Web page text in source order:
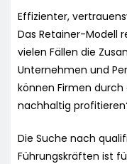
Effizienter,
Das Retainer-Modell
vielen Fällen die
Unternehmen und
können Firmen durch
nachhaltig
Die Suche nach
Führungskräften ist